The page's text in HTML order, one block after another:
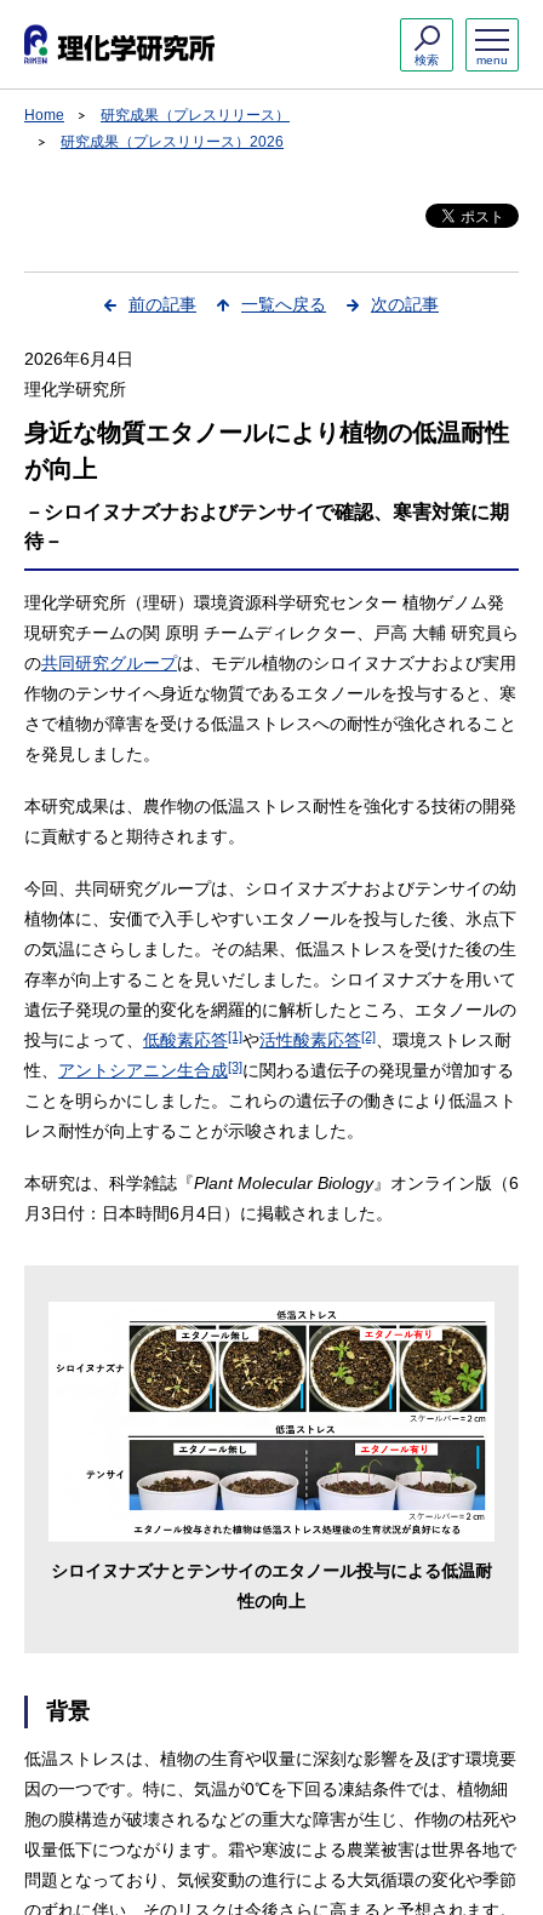
menu
検索
Home
研究成果（プレスリリース）
研究成果（プレスリリース）2026
前の記事 一覧へ戻る 次の記事
2026年6月4日
理化学研究所
身近な物質エタノールにより植物の低温耐性
が向上
－シロイヌナズナおよびテンサイで確認、寒害対策に期
待－
理化学研究所（理研）環境資源科学研究センター 植物ゲノム発
現研究チームの関 原明 チームディレクター、戸高 大輔 研究員ら
の共同研究グループは、モデル植物のシロイヌナズナおよび実用
作物のテンサイへ身近な物質であるエタノールを投与すると、寒
さで植物が障害を受ける低温ストレスへの耐性が強化されること
を発見しました。
本研究成果は、農作物の低温ストレス耐性を強化する技術の開発
に貢献すると期待されます。
今回、共同研究グループは、シロイヌナズナおよびテンサイの幼
植物体に、安価で入手しやすいエタノールを投与した後、氷点下
の気温にさらしました。その結果、低温ストレスを受けた後の生
存率が向上することを見いだしました。シロイヌナズナを用いて
遺伝子発現の量的変化を網羅的に解析したところ、エタノールの
投与によって、 低酸素応答[1]や活性酸素応答[2]
、環境ストレス耐
性、 アントシアニン生合成[3]に関わる遺伝子の発現量が増加する
ことを明らかにしました。これらの遺伝子の働きにより低温スト
レス耐性が向上することが示唆されました。
本研究は、科学雑誌『Plant Molecular Biology』オンライン版（6
月3日付：日本時間6月4日）に掲載されました。
シロイヌナズナとテンサイのエタノール投与による低温耐
性の向上
背景
低温ストレスは、植物の生育や収量に深刻な影響を及ぼす環境要
因の一つです。特に、気温が0℃を下回る凍結条件では、植物細
胞の膜構造が破壊されるなどの重大な障害が生じ、作物の枯死や
収量低下につながります。霜や寒波による農業被害は世界各地で
問題となっており、気候変動の進行による大気循環の変化や季節
のずれに伴い、そのリスクは今後さらに高まると予想されます。